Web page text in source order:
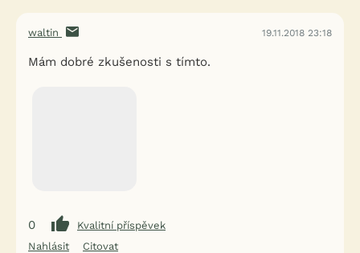
waltin 19.11.2018 23:18
Mám dobré zkušenosti s tímto.
0
Kvalitní příspěvek
Nahlásit
Citovat